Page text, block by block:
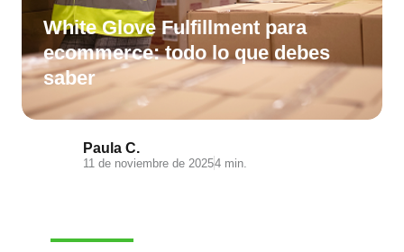
White Glove Fulfillment para
ecommerce: todo lo que debes
saber
Paula C.
11 de noviembre de 20254 min.